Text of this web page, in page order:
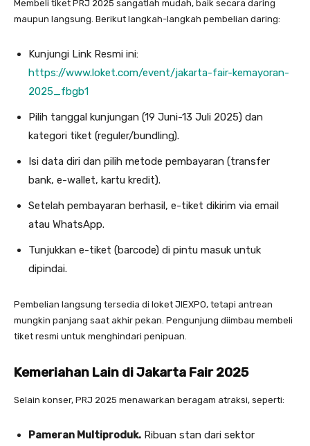
Membeli tiket PRJ 2025 sangatlah mudah, baik secara daring
maupun langsung. Berikut langkah-langkah pembelian daring:
Kunjungi Link Resmi ini:
https://www.loket.com/event/jakarta-fair-kemayoran-
2025_fbgb1
Pilih tanggal kunjungan (19 Juni-13 Juli 2025) dan
kategori tiket (reguler/bundling).
Isi data diri dan pilih metode pembayaran (transfer
bank, e-wallet, kartu kredit).
Setelah pembayaran berhasil, e-tiket dikirim via email
atau WhatsApp.
Tunjukkan e-tiket (barcode) di pintu masuk untuk
dipindai.
Pembelian langsung tersedia di loket JIEXPO, tetapi antrean
mungkin panjang saat akhir pekan. Pengunjung diimbau membeli
tiket resmi untuk menghindari penipuan.
Kemeriahan Lain di Jakarta Fair 2025
Selain konser, PRJ 2025 menawarkan beragam atraksi, seperti:
Pameran Multiproduk. Ribuan stan dari sektor